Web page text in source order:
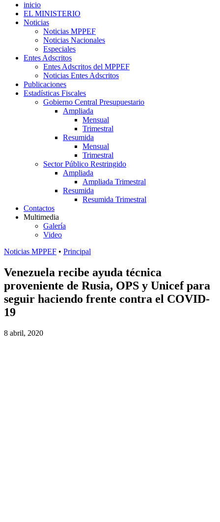
inicio
EL MINISTERIO
Noticias
Noticias MPPEF
Noticias Nacionales
Especiales
Entes Adscritos
Entes Adscritos del MPPEF
Noticias Entes Adscritos
Publicaciones
Estadísticas Fiscales
Gobierno Central Presupuestario
Ampliada
Mensual
Trimestral
Resumida
Mensual
Trimestral
Sector Público Restringido
Ampliada
Ampliada Trimestral
Resumida
Resumida Trimestral
Contactos
Multimedia
Galería
Video
Noticias MPPEF • Principal
Venezuela recibe ayuda técnica
proveniente de Rusia, OPS y Unicef para
seguir haciendo frente contra el COVID-
19
8 abril, 2020